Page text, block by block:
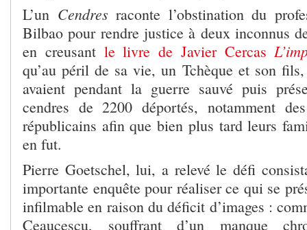
L’un Cendres raconte l’obstination du
Bilbao pour rendre justice à deux inconnus
en creusantle livre de Javier Cercas
qu’au péril de sa vie, un Tchèque et son fils,
avaient pendant la guerre sauvé puis
cendres de 2200 déportés, notamment
républicains afin que bien plus tard leurs
en fut.
Pierre Goetschel, lui, a relevé le défi
importante enquête pour réaliser ce qui se
infilmable en raison du déficit d’images :
Ceaucescu, souffrant d’un manque